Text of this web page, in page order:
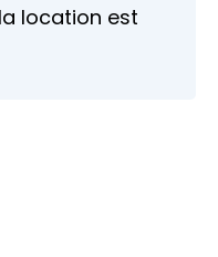
location est